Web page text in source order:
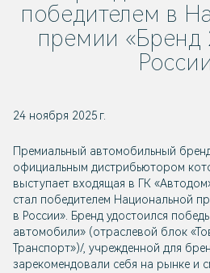
победителем в
премии «Бренд
24 ноября 2025 г.
Премиальный автомобильный бренд
официальным дистрибьютором
выступает входящая в ГК
стал победителем Национальной
в России». Бренд удостоился
автомобили» (отраслевой блок
Транспорт»)/, учрежденной для
зарекомендовали себя на рынке и